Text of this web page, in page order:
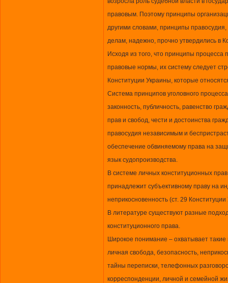
правовым. Поэтому принципы
другими словами, принципы
делам, надежно, прочно утвердились в
Исходя из того, что принципы
правовые нормы, их систему следует
Конституции Украины, которые
Система принципов уголовного
законность, публичность, равенство
прав и свобод, чести и достоинства
правосудия независимым и
обеспечение обвиняемому права на
язык судопроизводства.
В системе личных конституционных
принадлежит субъективному праву на
неприкосновенность (ст. 29
В литературе существуют разные
конституционного права.
Широкое понимание – охватывает
личная свобода, безопасность,
тайны переписки, телефонных
корреспонденции, личной и семейной